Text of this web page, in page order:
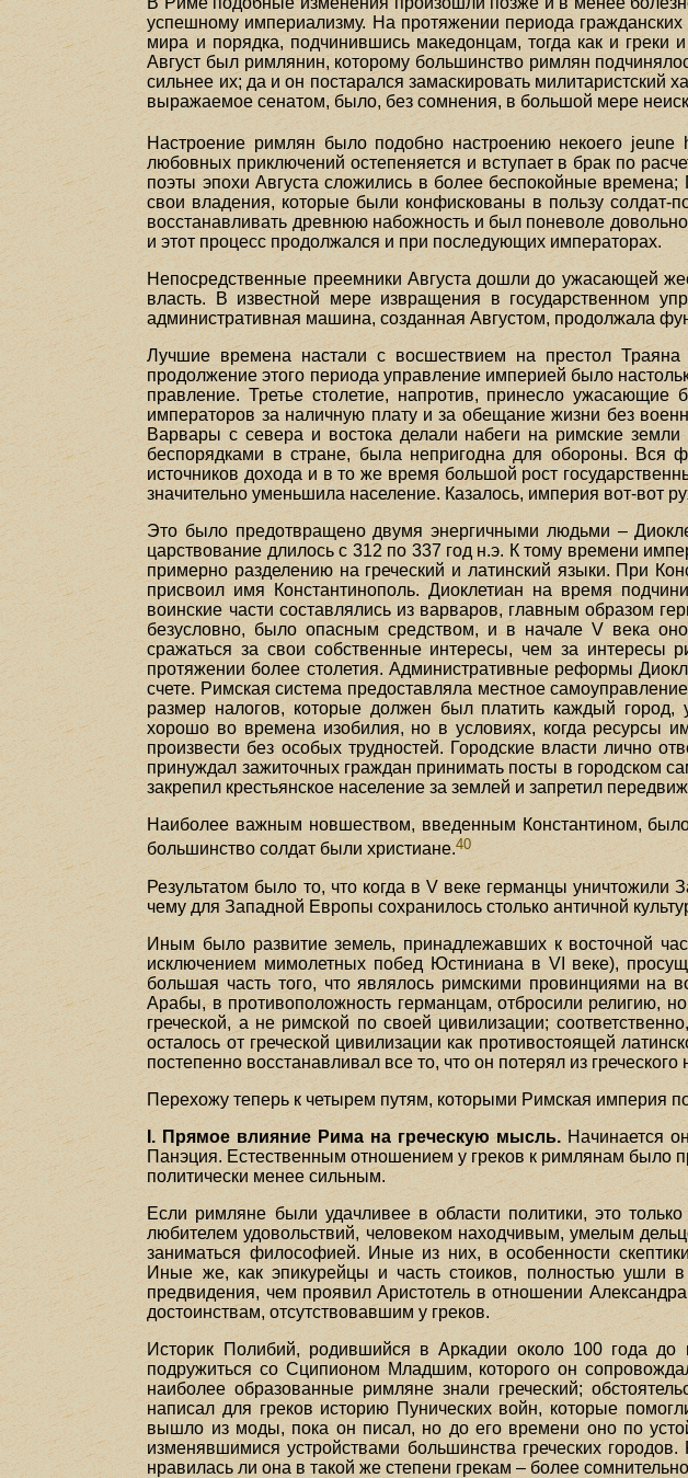
успешному империализму. На протяжении периода
мира и порядка, подчинившись македонцам, тогда как и греки
Август был римлянин, которому большинство римлян
сильнее их; да и он постарался замаскировать милитаристский
выражаемое сенатом, было, без сомнения, в большой мере
Настроение римлян было подобно настроению некоего jeune
любовных приключений остепеняется и вступает в брак по
поэты эпохи Августа сложились в более беспокойные
свои владения, которые были конфискованы в пользу солдат-
восстанавливать древнюю набожность и был поневоле
и этот процесс продолжался и при последующих императорах.
Непосредственные преемники Августа дошли до ужасающей
власть. В известной мере извращения в государственном
административная машина, созданная Августом, продолжала
Лучшие времена настали с восшествием на престол
продолжение этого периода управление империей было
правление. Третье столетие, напротив, принесло
императоров за наличную плату и за обещание жизни без
Варвары с севера и востока делали набеги на римские
беспорядками в стране, была непригодна для обороны. Вся
источников дохода и в то же время большой рост
значительно уменьшила население. Казалось, империя вот-вот
Это было предотвращено двумя энергичными людьми –
царствование длилось с 312 по 337 год н.э. К тому времени
примерно разделению на греческий и латинский языки. При
присвоил имя Константинополь. Диоклетиан на время
воинские части составлялись из варваров, главным образом
безусловно, было опасным средством, и в начале V века
сражаться за свои собственные интересы, чем за
протяжении более столетия. Административные реформы
счете. Римская система предоставляла местное
размер налогов, которые должен был платить каждый город,
хорошо во времена изобилия, но в условиях, когда
произвести без особых трудностей. Городские власти лично
принуждал зажиточных граждан принимать посты в городском
закрепил крестьянское население за землей и запретил
Наиболее важным новшеством, введенным Константином, было
большинство солдат были христиане.40
Результатом было то, что когда в V веке германцы
чему для Западной Европы сохранилось столько античной
Иным было развитие земель, принадлежавших к восточной
исключением мимолетных побед Юстиниана в VI веке),
большая часть того, что являлось римскими провинциями на
Арабы, в противоположность германцам, отбросили религию,
греческой, а не римской по своей цивилизации;
осталось от греческой цивилизации как противостоящей
постепенно восстанавливал все то, что он потерял из греческого
Перехожу теперь к четырем путям, которыми Римская империя
I. Прямое влияние Рима на греческую мысль. Начинается
Панэция. Естественным отношением у греков к римлянам было
политически менее сильным.
Если римляне были удачливее в области политики, это
любителем удовольствий, человеком находчивым, умелым
заниматься философией. Иные из них, в особенности
Иные же, как эпикурейцы и часть стоиков, полностью
предвидения, чем проявил Аристотель в отношении
достоинствам, отсутствовавшим у греков.
Историк Полибий, родившийся в Аркадии около 100 года
подружиться со Сципионом Младшим, которого он
наиболее образованные римляне знали греческий;
написал для греков историю Пунических войн, которые
вышло из моды, пока он писал, но до его времени оно по
изменявшимися устройствами большинства греческих
нравилась ли она в такой же степени грекам – более